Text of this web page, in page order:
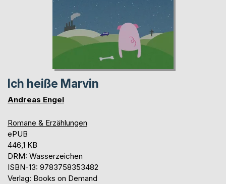
Ich heiße Marvin
Andreas Engel
Romane & Erzählungen
ePUB
446,1 KB
DRM: Wasserzeichen
ISBN-13: 9783758353482
Verlag: Books on Demand